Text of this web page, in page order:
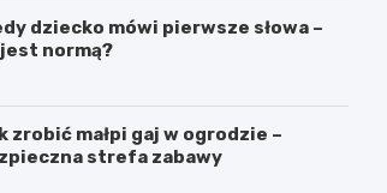
dziecko mówi pierwsze słowa –
normą?
zrobić małpi gaj w ogrodzie –
strefa zabawy